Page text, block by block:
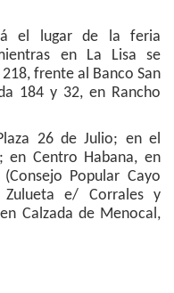
el lugar de la feria
en La Lisa se
frente al Banco San
184 y 32, en Rancho
26 de Julio; en el
en Centro Habana, en
Popular Cayo
Zulueta e/ Corrales y
Calzada de Menocal,